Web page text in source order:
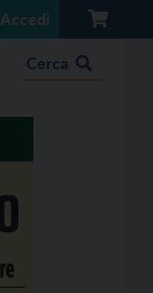
Accedi
Cerca